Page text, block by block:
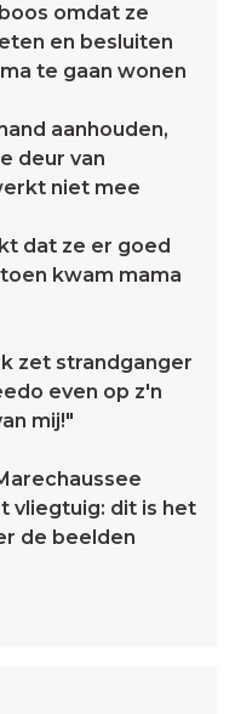
omdat ze
en besluiten
te gaan wonen
aanhouden,
deur van
niet mee
dat ze er goed
kwam mama
zet strandganger
even op z'n
mij!"
vliegtuig: dit is het
de beelden